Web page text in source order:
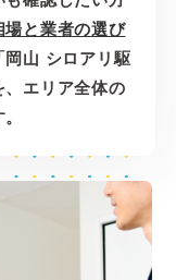
場と業者の選び
岡山 シロアリ駆
、エリア全体の